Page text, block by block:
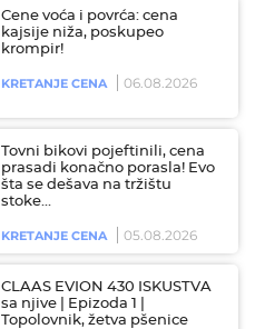
Cene voća i povrća: cena
kajsije niža, poskupeo
krompir!
KRETANJE CENA 06.08.2026
Tovni bikovi pojeftinili, cena
prasadi konačno porasla! Evo
šta se dešava na tržištu
stoke…
KRETANJE CENA 05.08.2026
CLAAS EVION 430 ISKUSTVA
sa njive | Epizoda 1 |
Topolovnik, žetva pšenice